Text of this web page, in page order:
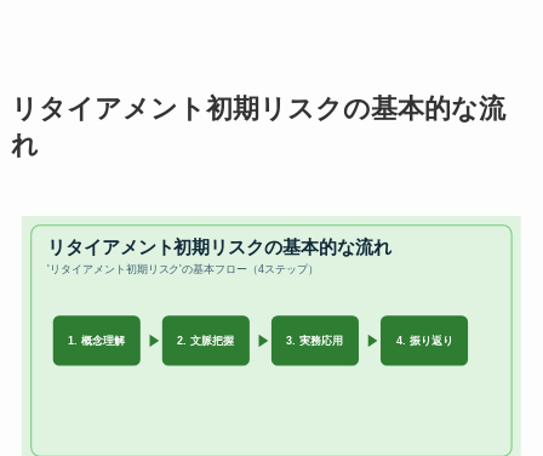
リタイアメント初期リスクの基本的な流
れ